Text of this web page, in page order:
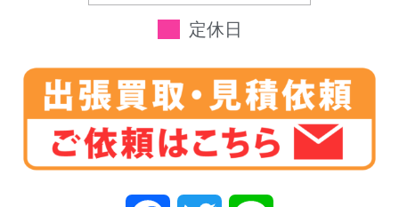
定休日